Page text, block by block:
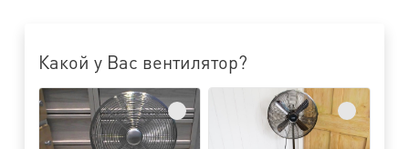
Какой у Вас вентилятор?